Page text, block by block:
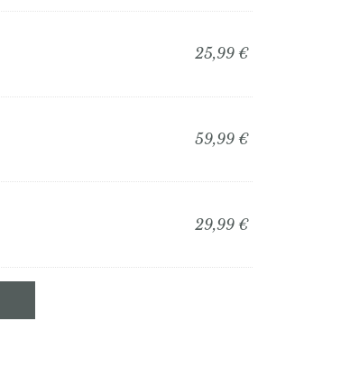
25,99 €
59,99 €
29,99 €